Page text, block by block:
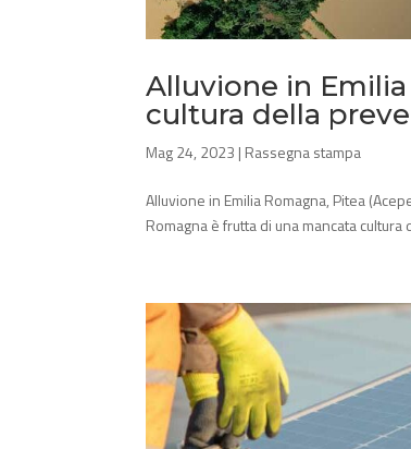
Alluvione in
cultura della
Mag 24, 2023 | Rassegna stampa
Alluvione in Emilia Romagna, Pitea
Romagna è frutta di una mancata